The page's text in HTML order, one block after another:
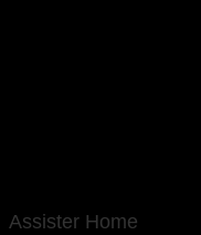
Assister Home